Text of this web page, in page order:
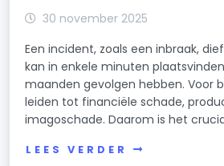
30 november 2025
Een incident, zoals een inbraak,
kan in enkele minuten
maanden gevolgen hebben. Voor
leiden tot financiële schade,
imagoschade. Daarom is het
LEES VERDER